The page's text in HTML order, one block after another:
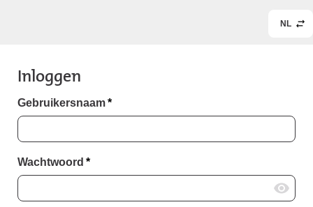
NL
Inloggen
Gebruikersnaam*
Wachtwoord *